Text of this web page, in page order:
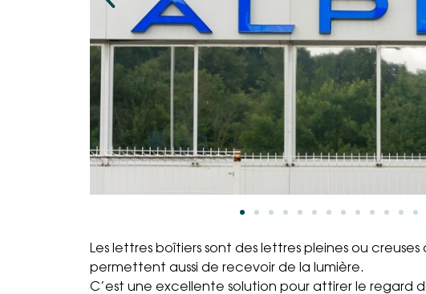
Les lettres boîtiers sont des lettres pleines ou
permettent aussi de recevoir de la lumière.
C’est une excellente solution pour attirer le regard